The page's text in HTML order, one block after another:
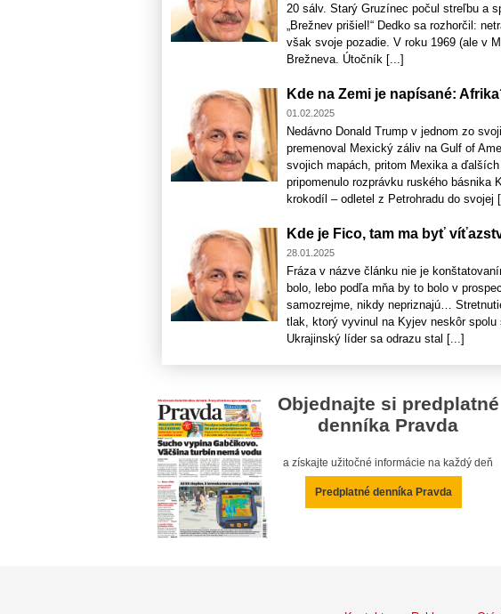
20 sálv. Starý Gruzínec počul streľbu a
„Brežnev prišiel!“ Dedko sa rozhorčil:
však svoje pozadie. V roku 1969 (ale v
Brežneva. Útočník [...]
Kde na Zemi je napísané:
01.02.2025
Nedávno Donald Trump v jednom zo
premenoval Mexický záliv na Gulf of
svojich mapách, pritom Mexika a
pripomenulo rozprávku ruského básnika
krokodíl – odletel z Petrohradu do svojej
Kde je Fico, tam ma byť
28.01.2025
Fráza v názve článku nie je
bolo, lebo podľa mňa by to bolo v
samozrejme, nikdy nepriznajú…
tlak, ktorý vyvinul na Kyjev neskôr
Ukrajinský líder sa odrazu stal [...]
Objednajte si predplatné
denníka Pravda
a získajte užitočné informácie na každý deň
Predplatné denníka Pravda